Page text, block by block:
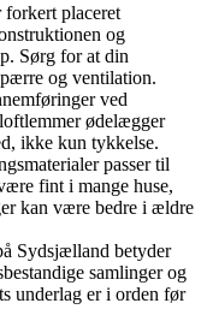
placeret
og
Sørg for at din
og ventilation.
ved
ødelægger
ikke kun tykkelse.
passer til
fint i mange huse,
kan være bedre i ældre
Sydsjælland betyder
samlinger og
underlag er i orden før